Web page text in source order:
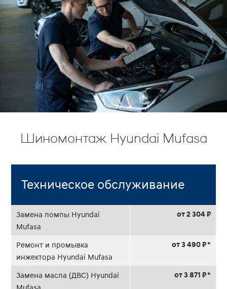
Шиномонтаж Hyundai Mufasa
Техническое обслуживание
Замена помпы Hyundai
Mufasa
от 2 304 ₽
Ремонт и промывка
инжектора Hyundai Mufasa
от 3 490 ₽ *
Замена масла (ДВС) Hyundai
Mufasa
от 3 871 ₽ *